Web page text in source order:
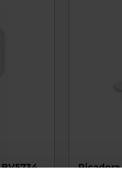
Picadora